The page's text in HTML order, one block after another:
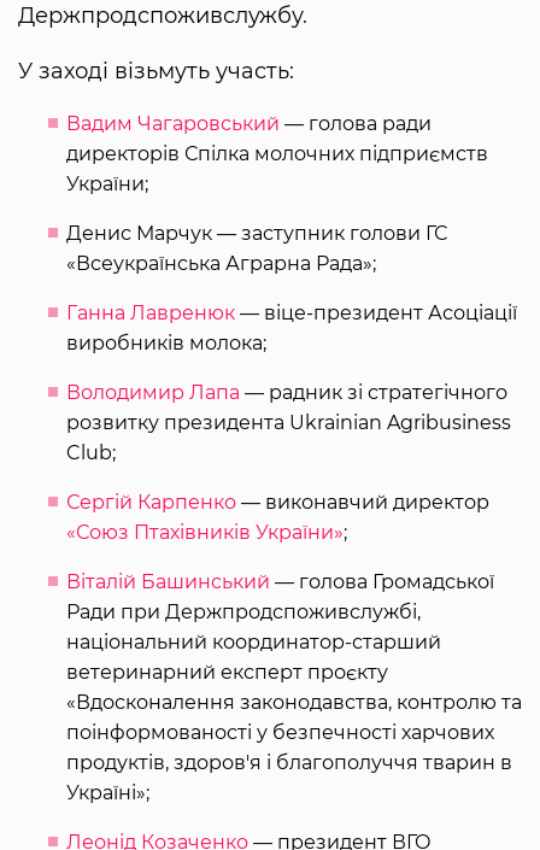
Держпродспоживслужбу.
У заході візьмуть участь:
Вадим Чагаровський — голова ради
директорів Спілка молочних підприємств
України;
Денис Марчук — заступник голови ГС
«Всеукраїнська Аграрна Рада»;
Ганна Лавренюк — віце-президент Асоціації
виробників молока;
Володимир Лапа — радник зі стратегічного
розвитку президента Ukrainian Agribusiness
Club;
Сергій Карпенко — виконавчий директор
«Союз Птахівників України»;
Віталій Башинський — голова Громадської
Ради при Держпродспоживслужбі,
національний координатор-старший
ветеринарний експерт проєкту
«Вдосконалення законодавства, контролю та
поінформованості у безпечності харчових
продуктів, здоров'я і благополуччя тварин в
Україні»;
Леонід Козаченко — президент ВГО